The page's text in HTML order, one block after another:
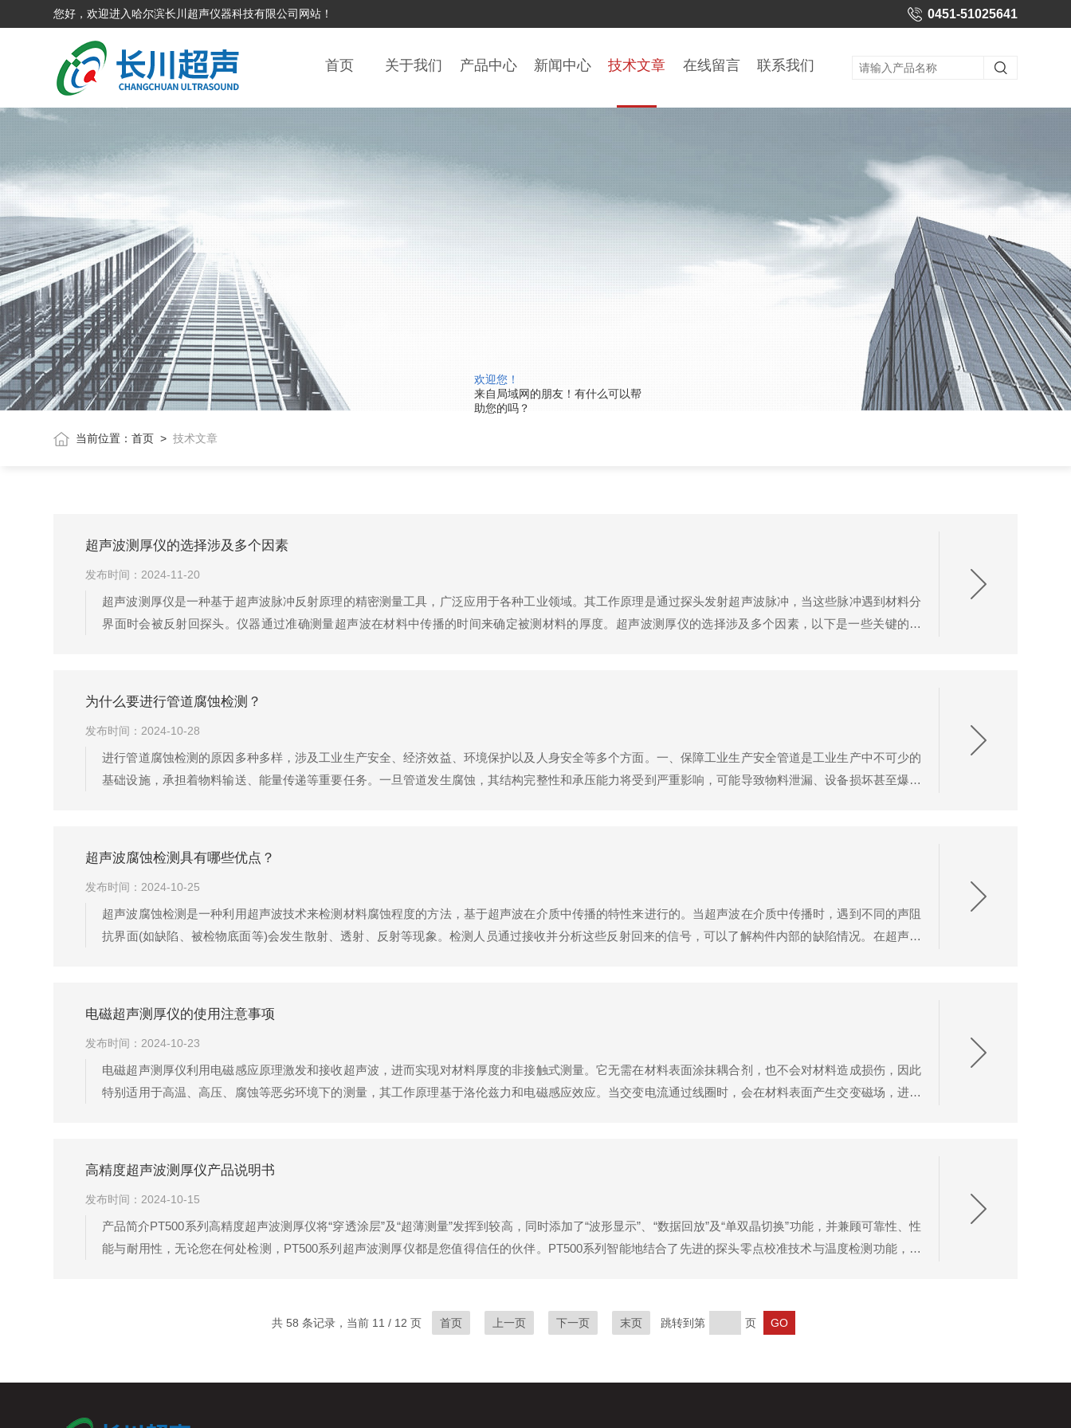
欢迎您！
来自局域网的朋友！有什么可以帮
助您的吗？
您好，欢迎进入哈尔滨长川超声仪器科技有限公司网站！ 0451-51025641
首页 关于我们 产品中心 新闻中心 技术文章 在线留言 联系我们
当前位置：首页 >技术文章
超声波测厚仪的选择涉及多个因素
发布时间：2024-11-20
超声波测厚仪是一种基于超声波脉冲反射原理的精密测量工具，广泛应用于各种工业领域。其工作原理是通过探头发射超声波脉冲，当这些脉冲遇到材料分
界面时会被反射回探头。仪器通过准确测量超声波在材料中传播的时间来确定被测材料的厚度。超声波测厚仪的选择涉及多个因素，以下是一些关键的建
为什么要进行管道腐蚀检测？
发布时间：2024-10-28
进行管道腐蚀检测的原因多种多样，涉及工业生产安全、经济效益、环境保护以及人身安全等多个方面。一、保障工业生产安全管道是工业生产中不可少的
基础设施，承担着物料输送、能量传递等重要任务。一旦管道发生腐蚀，其结构完整性和承压能力将受到严重影响，可能导致物料泄漏、设备损坏甚至爆炸
超声波腐蚀检测具有哪些优点？
发布时间：2024-10-25
超声波腐蚀检测是一种利用超声波技术来检测材料腐蚀程度的方法，基于超声波在介质中传播的特性来进行的。当超声波在介质中传播时，遇到不同的声阻
抗界面(如缺陷、被检物底面等)会发生散射、透射、反射等现象。检测人员通过接收并分析这些反射回来的信号，可以了解构件内部的缺陷情况。在超声波
电磁超声测厚仪的使用注意事项
发布时间：2024-10-23
电磁超声测厚仪利用电磁感应原理激发和接收超声波，进而实现对材料厚度的非接触式测量。它无需在材料表面涂抹耦合剂，也不会对材料造成损伤，因此
特别适用于高温、高压、腐蚀等恶劣环境下的测量，其工作原理基于洛伦兹力和电磁感应效应。当交变电流通过线圈时，会在材料表面产生交变磁场，进而
高精度超声波测厚仪产品说明书
发布时间：2024-10-15
产品简介PT500系列高精度超声波测厚仪将“穿透涂层”及“超薄测量”发挥到较高，同时添加了“波形显示”、“数据回放”及“单双晶切换”功能，并兼顾可靠性、性
能与耐用性，无论您在何处检测，PT500系列超声波测厚仪都是您值得信任的伙伴。PT500系列智能地结合了先进的探头零点校准技术与温度检测功能，解
共 58 条记录，当前 11 / 12 页 首页 上一页 下一页 末页 跳转到第 页